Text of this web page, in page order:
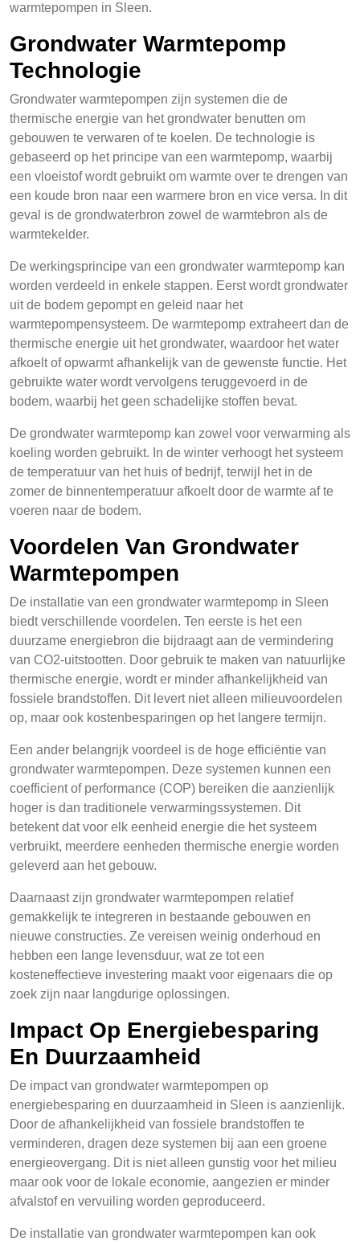
warmtepompen in Sleen.
Grondwater Warmtepomp
Technologie
Grondwater warmtepompen zijn systemen die de
thermische energie van het grondwater benutten om
gebouwen te verwaren of te koelen. De technologie is
gebaseerd op het principe van een warmtepomp, waarbij
een vloeistof wordt gebruikt om warmte over te drengen van
een koude bron naar een warmere bron en vice versa. In dit
geval is de grondwaterbron zowel de warmtebron als de
warmtekelder.
De werkingsprincipe van een grondwater warmtepomp kan
worden verdeeld in enkele stappen. Eerst wordt grondwater
uit de bodem gepompt en geleid naar het
warmtepompensysteem. De warmtepomp extraheert dan de
thermische energie uit het grondwater, waardoor het water
afkoelt of opwarmt afhankelijk van de gewenste functie. Het
gebruikte water wordt vervolgens teruggevoerd in de
bodem, waarbij het geen schadelijke stoffen bevat.
De grondwater warmtepomp kan zowel voor verwarming als
koeling worden gebruikt. In de winter verhoogt het systeem
de temperatuur van het huis of bedrijf, terwijl het in de
zomer de binnentemperatuur afkoelt door de warmte af te
voeren naar de bodem.
Voordelen Van Grondwater
Warmtepompen
De installatie van een grondwater warmtepomp in Sleen
biedt verschillende voordelen. Ten eerste is het een
duurzame energiebron die bijdraagt aan de vermindering
van CO2-uitstootten. Door gebruik te maken van natuurlijke
thermische energie, wordt er minder afhankelijkheid van
fossiele brandstoffen. Dit levert niet alleen milieuvoordelen
op, maar ook kostenbesparingen op het langere termijn.
Een ander belangrijk voordeel is de hoge efficiëntie van
grondwater warmtepompen. Deze systemen kunnen een
coefficient of performance (COP) bereiken die aanzienlijk
hoger is dan traditionele verwarmingssystemen. Dit
betekent dat voor elk eenheid energie die het systeem
verbruikt, meerdere eenheden thermische energie worden
geleverd aan het gebouw.
Daarnaast zijn grondwater warmtepompen relatief
gemakkelijk te integreren in bestaande gebouwen en
nieuwe constructies. Ze vereisen weinig onderhoud en
hebben een lange levensduur, wat ze tot een
kosteneffectieve investering maakt voor eigenaars die op
zoek zijn naar langdurige oplossingen.
Impact Op Energiebesparing
En Duurzaamheid
De impact van grondwater warmtepompen op
energiebesparing en duurzaamheid in Sleen is aanzienlijk.
Door de afhankelijkheid van fossiele brandstoffen te
verminderen, dragen deze systemen bij aan een groene
energieovergang. Dit is niet alleen gunstig voor het milieu
maar ook voor de lokale economie, aangezien er minder
afvalstof en vervuiling worden geproduceerd.
De installatie van grondwater warmtepompen kan ook